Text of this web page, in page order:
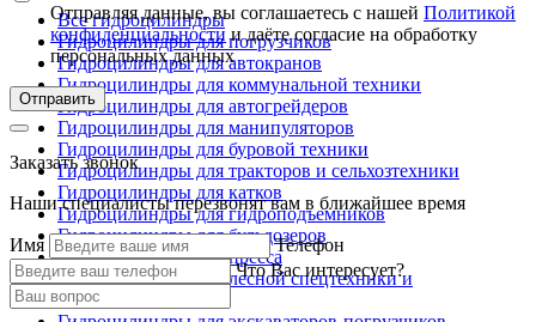
Все гидроцилиндры
Гидроцилиндры для погрузчиков
Гидроцилиндры для автокранов
Гидроцилиндры для коммунальной техники
Гидроцилиндры для автогрейдеров
Гидроцилиндры для манипуляторов
Гидроцилиндры для буровой техники
Гидроцилиндры для тракторов и сельхозтехники
Гидроцилиндры для катков
Гидроцилиндры для гидроподъемников
Гидроцилиндры для бульдозеров
Гидроцилиндры для пресса
Гидроцилиндры для лесной спецтехники и
металловозов
Отправляя данные, вы соглашаетесь с нашейПолитикой
конфиденциальностии даёте согласие на обработку
персональных данных
Отправить
Заказать звонок
Наши специалисты перезвонят вам в ближайшее время
Имя
Телефон
Что Вас интересует?